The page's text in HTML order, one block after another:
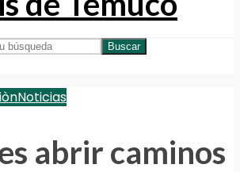
Buscar
Noticias
abrir caminos